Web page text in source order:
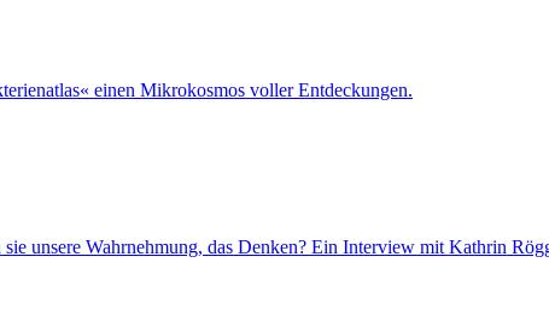
einen Mikrokosmos voller Entdeckungen.
unsere Wahrnehmung, das Denken? Ein Interview mit Kathrin